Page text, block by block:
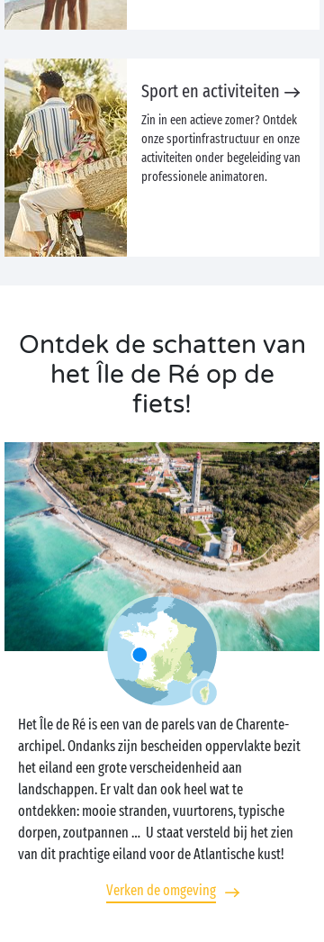
Sport en activiteiten
Zin in een actieve zomer? Ontdek
onze sportinfrastructuur en onze
activiteiten onder begeleiding van
professionele animatoren.
Ontdek de schatten van
het Île de Ré op de
fiets!
Het Île de Ré is een van de parels van de Charente-
archipel. Ondanks zijn bescheiden oppervlakte bezit
het eiland een grote verscheidenheid aan
landschappen. Er valt dan ook heel wat te
ontdekken: mooie stranden, vuurtorens, typische
dorpen, zoutpannen … U staat versteld bij het zien
van dit prachtige eiland voor de Atlantische kust!
Verken de omgeving